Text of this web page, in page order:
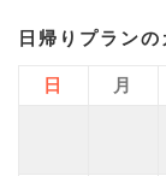
日帰りプラン
日 月